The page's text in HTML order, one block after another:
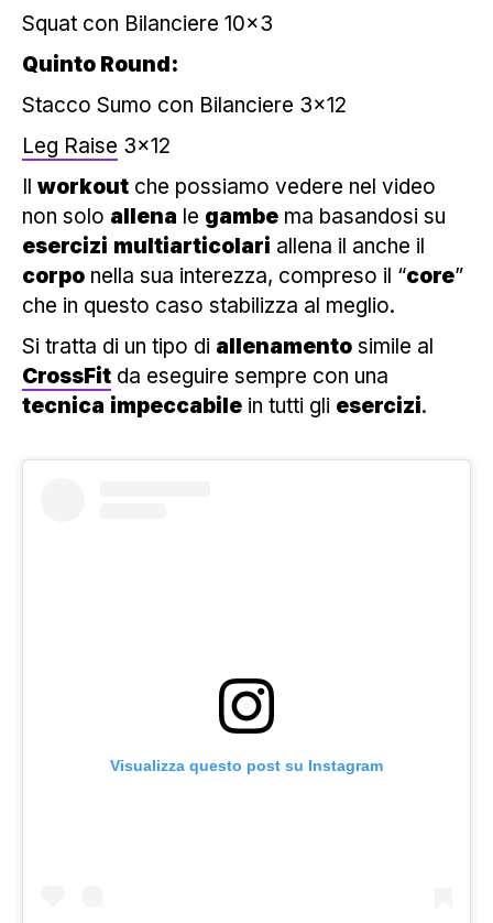
Squat con Bilanciere 10×3
Quinto Round:
Stacco Sumo con Bilanciere 3×12
Leg Raise 3×12
Il workout che possiamo vedere nel video
non solo allena le gambe ma basandosi su
esercizi multiarticolari allena il anche il
corpo nella sua interezza, compreso il “core”
che in questo caso stabilizza al meglio.
Si tratta di un tipo di allenamento simile al
CrossFit da eseguire sempre con una
tecnica impeccabile in tutti gli esercizi.
Visualizza questo post su Instagram